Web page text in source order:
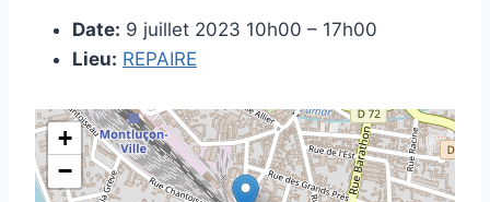
Date: 9 juillet 2023 10h00 – 17h00
Lieu: REPAIRE
+
−